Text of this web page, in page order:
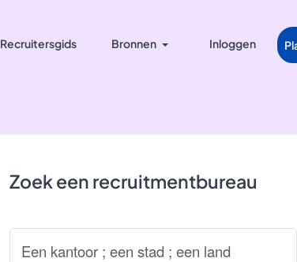
Recruitersgids Bronnen Inloggen
Zoek een recruitmentbureau